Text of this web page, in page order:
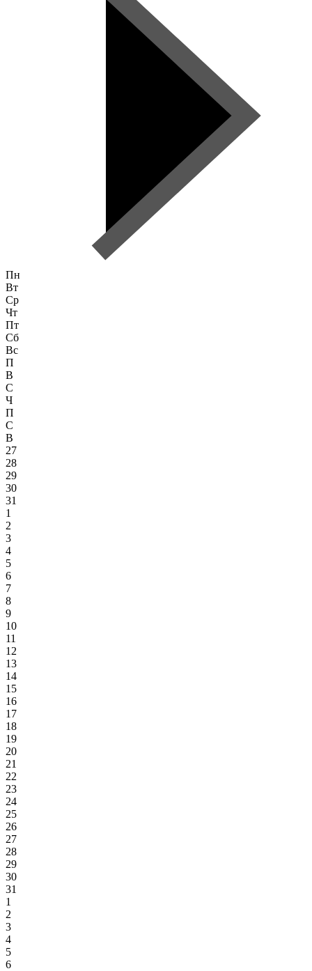
Пн
Вт
Ср
Чт
Пт
Сб
Вс
П
В
С
Ч
П
С
В
27
28
29
30
31
1
2
3
4
5
6
7
8
9
10
11
12
13
14
15
16
17
18
19
20
21
22
23
24
25
26
27
28
29
30
31
1
2
3
4
5
6